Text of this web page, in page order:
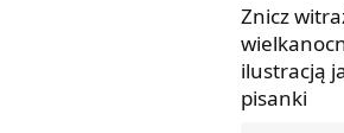
Znicz
ilustracją
pisanki